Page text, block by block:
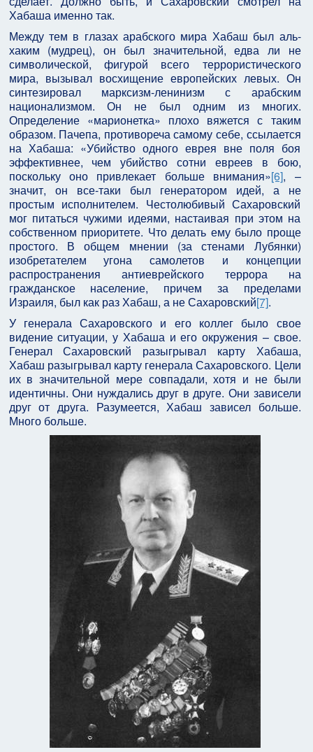
Хабаша именно так.
Между тем в глазах арабского мира Хабаш был аль-
хаким (мудрец), он был значительной, едва ли не
символической, фигурой всего террористического
мира, вызывал восхищение европейских левых. Он
синтезировал марксизм-ленинизм с арабским
национализмом. Он не был одним из многих.
Определение «марионетка» плохо вяжется с таким
образом. Пачепа, противореча самому себе, ссылается
на Хабаша: «Убийство одного еврея вне поля боя
эффективнее, чем убийство сотни евреев в бою,
поскольку оно привлекает больше внимания»[6], –
значит, он все-таки был генератором идей, а не
простым исполнителем. Честолюбивый Сахаровский
мог питаться чужими идеями, настаивая при этом на
собственном приоритете. Что делать ему было проще
простого. В общем мнении (за стенами Лубянки)
изобретателем угона самолетов и концепции
распространения антиеврейского террора на
гражданское население, причем за пределами
Израиля, был как раз Хабаш, а не Сахаровский[7].
У генерала Сахаровского и его коллег было свое
видение ситуации, у Хабаша и его окружения – свое.
Генерал Сахаровский разыгрывал карту Хабаша,
Хабаш разыгрывал карту генерала Сахаровского. Цели
их в значительной мере совпадали, хотя и не были
идентичны. Они нуждались друг в друге. Они зависели
друг от друга. Разумеется, Хабаш зависел больше.
Много больше.